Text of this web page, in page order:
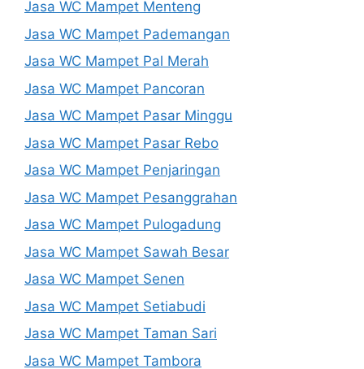
Jasa WC Mampet Menteng
Jasa WC Mampet Pademangan
Jasa WC Mampet Pal Merah
Jasa WC Mampet Pancoran
Jasa WC Mampet Pasar Minggu
Jasa WC Mampet Pasar Rebo
Jasa WC Mampet Penjaringan
Jasa WC Mampet Pesanggrahan
Jasa WC Mampet Pulogadung
Jasa WC Mampet Sawah Besar
Jasa WC Mampet Senen
Jasa WC Mampet Setiabudi
Jasa WC Mampet Taman Sari
Jasa WC Mampet Tambora